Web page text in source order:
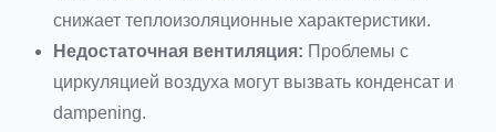
снижает теплоизоляционные характеристики.
Недостаточная вентиляция: Проблемы с
циркуляцией воздуха могут вызвать конденсат и
dampening.